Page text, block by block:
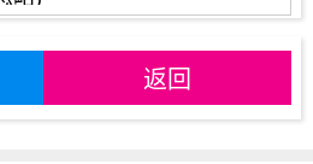
返回